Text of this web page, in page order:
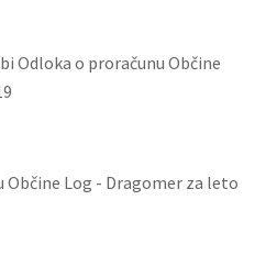
Odloka o proračunu Občine
Občine Log - Dragomer za leto